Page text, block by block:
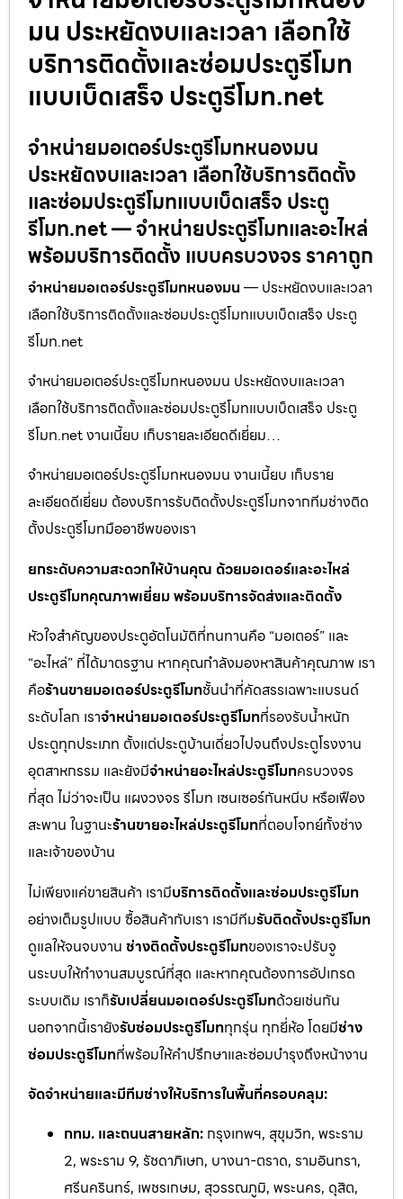
มน ประหยัดงบและเวลา เลือกใช้
บริการติดตั้งและซ่อมประตูรีโมท
แบบเบ็ดเสร็จ ประตูรีโมท.net
จำหน่ายมอเตอร์ประตูรีโมทหนองมน
ประหยัดงบและเวลา เลือกใช้บริการติดตั้ง
และซ่อมประตูรีโมทแบบเบ็ดเสร็จ ประตู
รีโมท.net — จำหน่ายประตูรีโมทและอะไหล่
พร้อมบริการติดตั้ง แบบครบวงจร ราคาถูก
จำหน่ายมอเตอร์ประตูรีโมทหนองมน — ประหยัดงบและเวลา
เลือกใช้บริการติดตั้งและซ่อมประตูรีโมทแบบเบ็ดเสร็จ ประตู
รีโมท.net
จำหน่ายมอเตอร์ประตูรีโมทหนองมน ประหยัดงบและเวลา
เลือกใช้บริการติดตั้งและซ่อมประตูรีโมทแบบเบ็ดเสร็จ ประตู
รีโมท.net งานเนี้ยบ เก็บรายละเอียดดีเยี่ยม…
จำหน่ายมอเตอร์ประตูรีโมทหนองมน งานเนี้ยบ เก็บราย
ละเอียดดีเยี่ยม ต้องบริการรับติดตั้งประตูรีโมทจากทีมช่างติด
ตั้งประตูรีโมทมืออาชีพของเรา
ยกระดับความสะดวกให้บ้านคุณ ด้วยมอเตอร์และอะไหล่
ประตูรีโมทคุณภาพเยี่ยม พร้อมบริการจัดส่งและติดตั้ง
หัวใจสำคัญของประตูอัตโนมัติที่ทนทานคือ “มอเตอร์” และ
“อะไหล่” ที่ได้มาตรฐาน หากคุณกำลังมองหาสินค้าคุณภาพ เรา
คือร้านขายมอเตอร์ประตูรีโมทชั้นนำที่คัดสรรเฉพาะแบรนด์
ระดับโลก เราจำหน่ายมอเตอร์ประตูรีโมทที่รองรับน้ำหนัก
ประตูทุกประเภท ตั้งแต่ประตูบ้านเดี่ยวไปจนถึงประตูโรงงาน
อุตสาหกรรม และยังมีจำหน่ายอะไหล่ประตูรีโมทครบวงจร
ที่สุด ไม่ว่าจะเป็น แผงวงจร รีโมท เซนเซอร์กันหนีบ หรือเฟือง
สะพาน ในฐานะร้านขายอะไหล่ประตูรีโมทที่ตอบโจทย์ทั้งช่าง
และเจ้าของบ้าน
ไม่เพียงแค่ขายสินค้า เรามีบริการติดตั้งและซ่อมประตูรีโมท
อย่างเต็มรูปแบบ ซื้อสินค้ากับเรา เรามีทีมรับติดตั้งประตูรีโมท
ดูแลให้จนจบงาน ช่างติดตั้งประตูรีโมทของเราจะปรับจู
นระบบให้ทำงานสมบูรณ์ที่สุด และหากคุณต้องการอัปเกรด
ระบบเดิม เราก็รับเปลี่ยนมอเตอร์ประตูรีโมทด้วยเช่นกัน
นอกจากนี้เรายังรับซ่อมประตูรีโมททุกรุ่น ทุกยี่ห้อ โดยมีช่าง
ซ่อมประตูรีโมทที่พร้อมให้คำปรึกษาและซ่อมบำรุงถึงหน้างาน
จัดจำหน่ายและมีทีมช่างให้บริการในพื้นที่ครอบคลุม:
กทม. และถนนสายหลัก: กรุงเทพฯ, สุขุมวิท, พระราม
2, พระราม 9, รัชดาภิเษก, บางนา-ตราด, รามอินทรา,
ศรีนครินทร์, เพชรเกษม, สุวรรณภูมิ, พระนคร, ดุสิต,